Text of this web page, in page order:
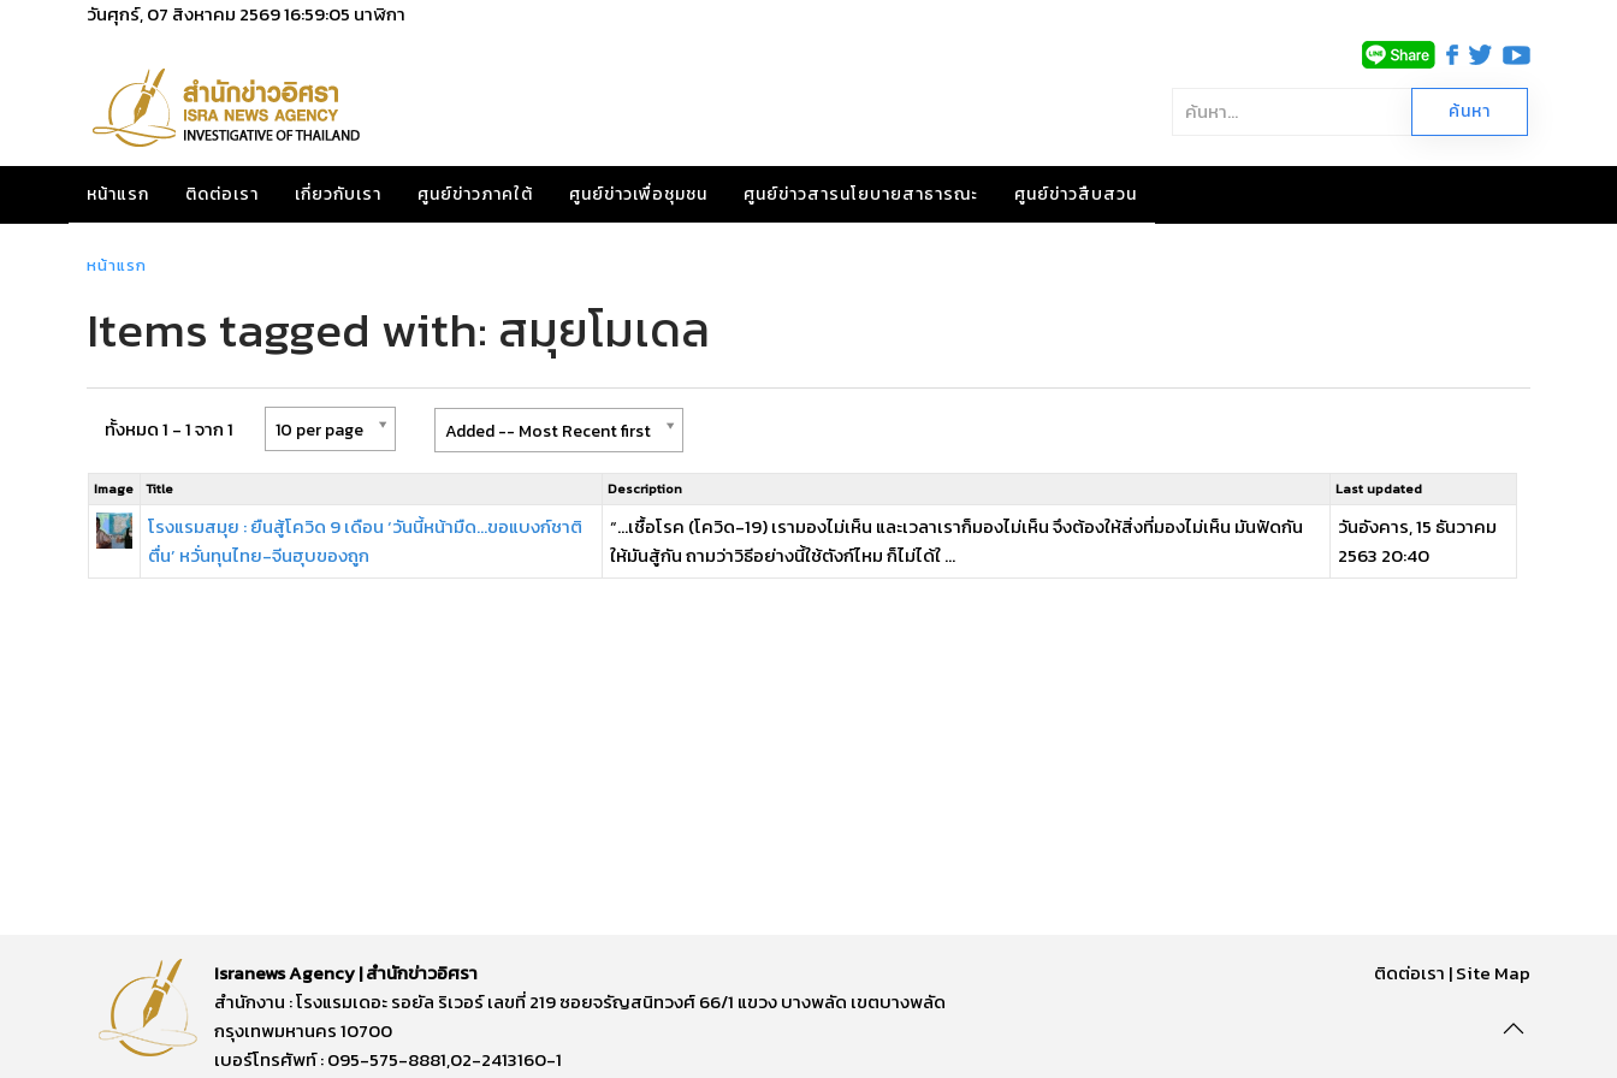
วันศุกร์, 07 สิงหาคม 256916:59:05 นาฬิกา
หน้าแรก ติดต่อเรา เกี่ยวกับเรา ศูนย์ข่าวภาคใต้ ศูนย์ข่าวเพื่อชุมชน ศูนย์ข่าวสารนโยบายสาธารณะ ศูนย์ข่าวสืบสวน
หน้าแรก
Items tagged with: สมุยโมเดล
ทั้งหมด 1 - 1 จาก 1 10 per page Added -- Most Recent first
Image Title Description Last updated
โรงแรมสมุย : ยืนสู้โควิด 9 เดือน ‘วันนี้หน้ามืด...ขอแบงก์ชาติ
ตื่น’ หวั่นทุนไทย-จีนฮุบของถูก
“…เชื้อโรค (โควิด-19) เรามองไม่เห็น และเวลาเราก็มองไม่เห็น จึงต้องให้สิ่งที่มองไม่เห็น มันฟัดกัน
ให้มันสู้กัน ถามว่าวิธีอย่างนี้ใช้ตังก์ไหม ก็ไม่ได้ใ ...
วันอังคาร, 15 ธันวาคม
2563 20:40
Isranews Agency | สำนักข่าวอิศรา
สำนักงาน : โรงแรมเดอะ รอยัล ริเวอร์ เลขที่ 219 ซอยจรัญสนิทวงศ์ 66/1 แขวง บางพลัด เขตบางพลัด
กรุงเทพมหานคร 10700
เบอร์โทรศัพท์ : 095-575-8881,02-2413160-1
ติดต่อเรา |Site Map